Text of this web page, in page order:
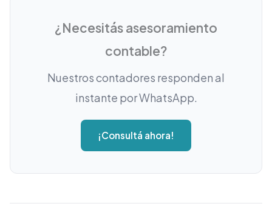
¿Necesitás asesoramiento
contable?
Nuestros contadores responden al
instante por WhatsApp.
¡Consultá ahora!